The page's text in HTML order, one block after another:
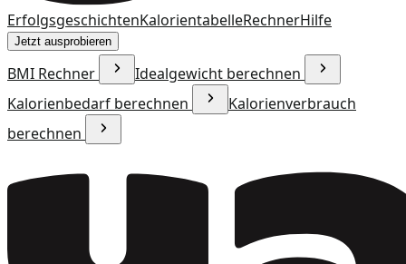
ErfolgsgeschichtenKalorientabelleRechnerHilfe
Jetzt ausprobieren
BMI Rechner
Idealgewicht berechnen
Kalorienbedarf berechnen
Kalorienverbrauch
berechnen